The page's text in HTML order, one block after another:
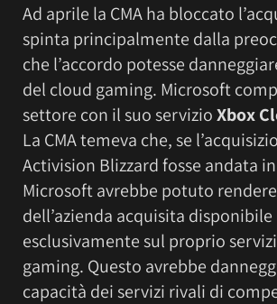
Ad aprile la CMA ha bloccato
spinta principalmente dalla
che l’accordo potesse
del cloud gaming. Microsoft
settore con il suo servizioXbox
La CMA temeva che, se
Activision Blizzard fosse andata
Microsoft avrebbe potuto
dell’azienda acquisita disponibile
esclusivamente sul proprio
gaming. Questo avrebbe
capacità dei servizi rivali di